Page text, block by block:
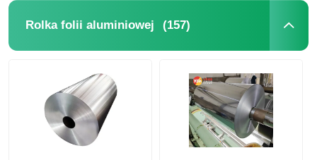
Rolka folii aluminiowej (157)